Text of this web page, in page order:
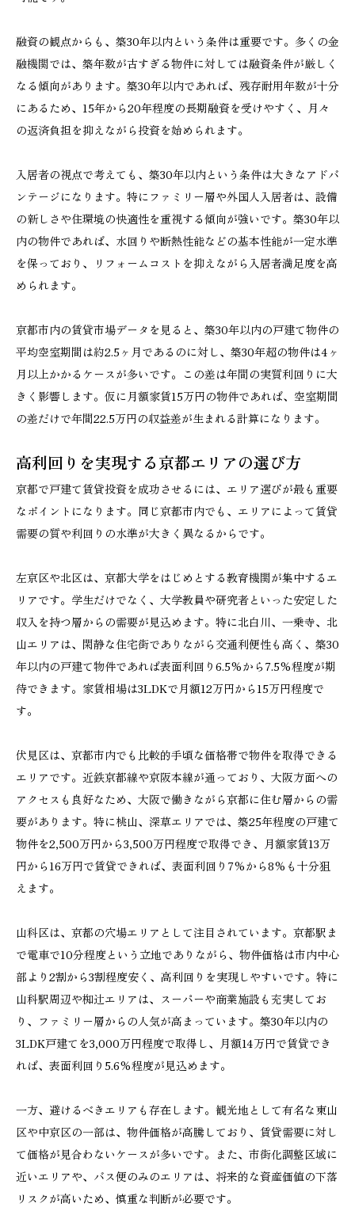
融資の観点からも、築30年以内という条件は重要です。多くの金
融機関では、築年数が古すぎる物件に対しては融資条件が厳しく
なる傾向があります。築30年以内であれば、残存耐用年数が十分
にあるため、15年から20年程度の長期融資を受けやすく、月々
の返済負担を抑えながら投資を始められます。
入居者の視点で考えても、築30年以内という条件は大きなアドバ
ンテージになります。特にファミリー層や外国人入居者は、設備
の新しさや住環境の快適性を重視する傾向が強いです。築30年以
内の物件であれば、水回りや断熱性能などの基本性能が一定水準
を保っており、リフォームコストを抑えながら入居者満足度を高
められます。
京都市内の賃貸市場データを見ると、築30年以内の戸建て物件の
平均空室期間は約2.5ヶ月であるのに対し、築30年超の物件は4ヶ
月以上かかるケースが多いです。この差は年間の実質利回りに大
きく影響します。仮に月額家賃15万円の物件であれば、空室期間
の差だけで年間22.5万円の収益差が生まれる計算になります。
高利回りを実現する京都エリアの選び方
京都で戸建て賃貸投資を成功させるには、エリア選びが最も重要
なポイントになります。同じ京都市内でも、エリアによって賃貸
需要の質や利回りの水準が大きく異なるからです。
左京区や北区は、京都大学をはじめとする教育機関が集中するエ
リアです。学生だけでなく、大学教員や研究者といった安定した
収入を持つ層からの需要が見込めます。特に北白川、一乗寺、北
山エリアは、閑静な住宅街でありながら交通利便性も高く、築30
年以内の戸建て物件であれば表面利回り6.5%から7.5%程度が期
待できます。家賃相場は3LDKで月額12万円から15万円程度で
す。
伏見区は、京都市内でも比較的手頃な価格帯で物件を取得できる
エリアです。近鉄京都線や京阪本線が通っており、大阪方面への
アクセスも良好なため、大阪で働きながら京都に住む層からの需
要があります。特に桃山、深草エリアでは、築25年程度の戸建て
物件を2,500万円から3,500万円程度で取得でき、月額家賃13万
円から16万円で賃貸できれば、表面利回り7%から8%も十分狙
えます。
山科区は、京都の穴場エリアとして注目されています。京都駅ま
で電車で10分程度という立地でありながら、物件価格は市内中心
部より2割から3割程度安く、高利回りを実現しやすいです。特に
山科駅周辺や椥辻エリアは、スーパーや商業施設も充実してお
り、ファミリー層からの人気が高まっています。築30年以内の
3LDK戸建てを3,000万円程度で取得し、月額14万円で賃貸でき
れば、表面利回り5.6%程度が見込めます。
一方、避けるべきエリアも存在します。観光地として有名な東山
区や中京区の一部は、物件価格が高騰しており、賃貸需要に対し
て価格が見合わないケースが多いです。また、市街化調整区域に
近いエリアや、バス便のみのエリアは、将来的な資産価値の下落
リスクが高いため、慎重な判断が必要です。